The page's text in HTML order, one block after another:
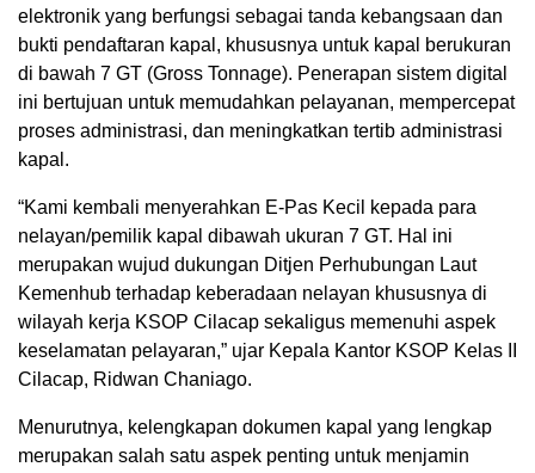
elektronik yang berfungsi sebagai tanda kebangsaan dan
bukti pendaftaran kapal, khususnya untuk kapal berukuran
di bawah 7 GT (Gross Tonnage). Penerapan sistem digital
ini bertujuan untuk memudahkan pelayanan, mempercepat
proses administrasi, dan meningkatkan tertib administrasi
kapal.
“Kami kembali menyerahkan E-Pas Kecil kepada para
nelayan/pemilik kapal dibawah ukuran 7 GT. Hal ini
merupakan wujud dukungan Ditjen Perhubungan Laut
Kemenhub terhadap keberadaan nelayan khususnya di
wilayah kerja KSOP Cilacap sekaligus memenuhi aspek
keselamatan pelayaran,” ujar Kepala Kantor KSOP Kelas II
Cilacap, Ridwan Chaniago.
Menurutnya, kelengkapan dokumen kapal yang lengkap
merupakan salah satu aspek penting untuk menjamin